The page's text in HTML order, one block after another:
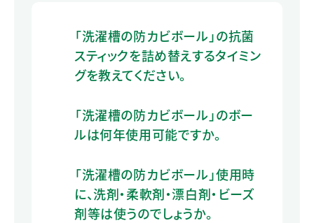
「洗濯槽の防カビボール」の抗菌
スティックを詰め替えするタイミン
グを教えてください。
「洗濯槽の防カビボール」のボー
ルは何年使用可能ですか。
「洗濯槽の防カビボール」使用時
に、洗剤・柔軟剤・漂白剤・ビーズ
剤等は使うのでしょうか。